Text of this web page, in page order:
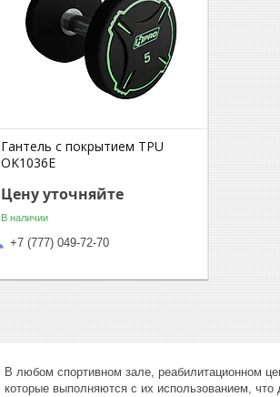
Гантель с покрытием TPU
OK1036E
Цену уточняйте
В наличии
+7 (777) 049-72-70
В любом спортивном зале, реабилитационном
которые выполняются с их использованием,